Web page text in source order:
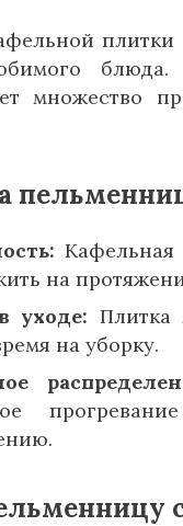
множество
на
уходе: Плитка
на уборку.